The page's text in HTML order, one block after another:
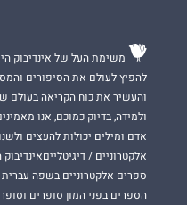
משימת העל של אינדיבוק
להפיץ לעולם את הסיפורים
והעשיר את כוח הקריאה בעולם
ולמידה, בדיוק כמוכם, אנו
אדם ומילים יכולות להעצים
אלקטרוניים /
ספרים אלקטרוניים בשפה
הספרים בפני המון סופרים